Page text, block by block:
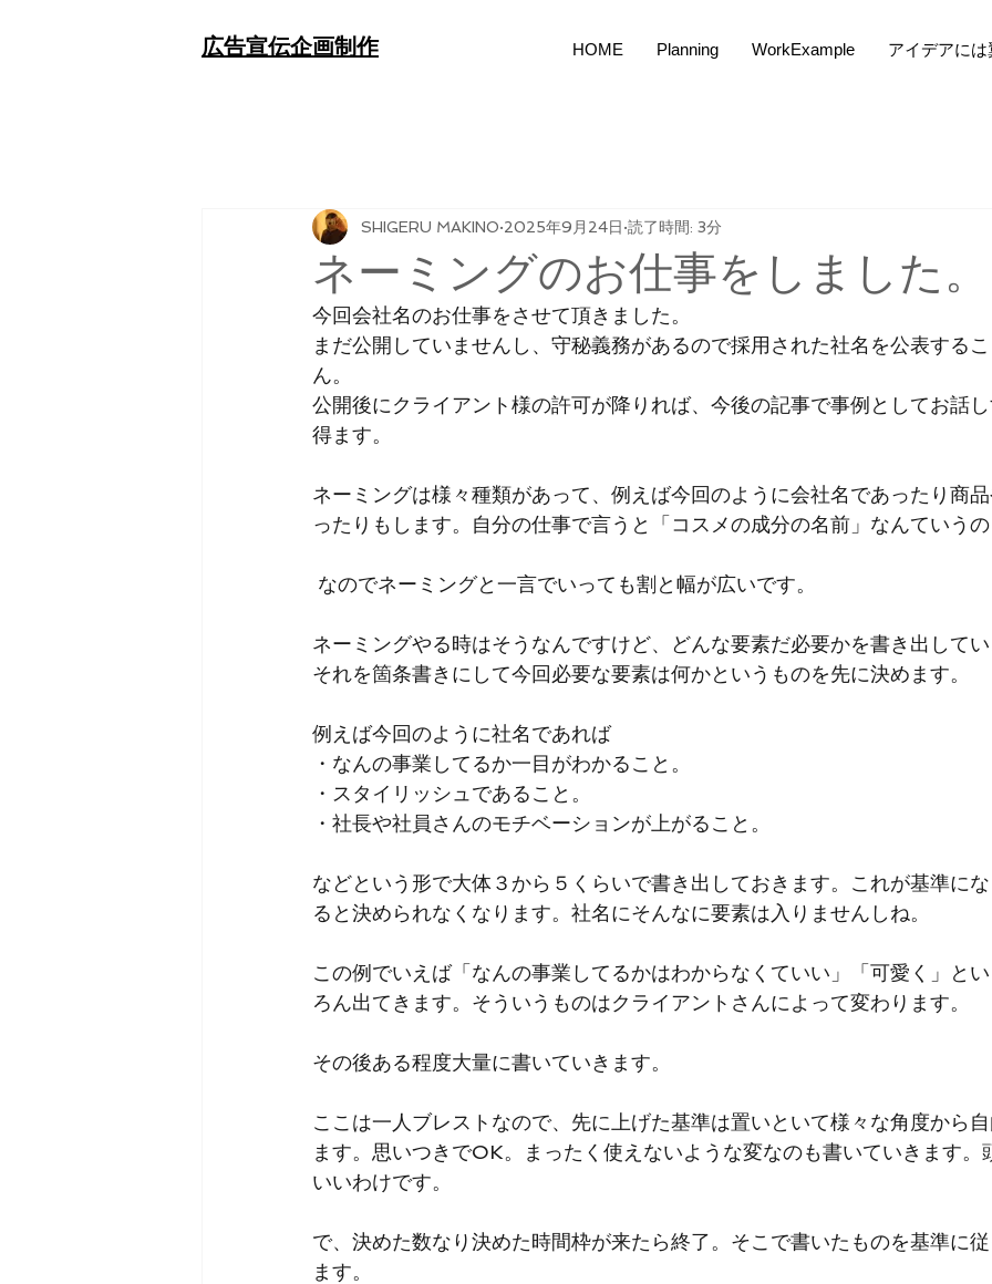
​広告宣伝企画制作 HOME Planning WorkExample アイデアには
ネーミングのお仕事をしました。
SHIGERU MAKINO 2025年9月24日 読了時間: 3分
今回会社名のお仕事をさせて頂きました。
まだ公開していませんし、守秘義務があるので採用された社名を公表する
ん。
公開後にクライアント様の許可が降りれば、今後の記事で事例としてお話
得ます。
ネーミングは様々種類があって、例えば今回のように会社名であったり商
ったりもします。自分の仕事で言うと「コスメの成分の名前」なんていうの
なのでネーミングと一言でいっても割と幅が広いです。
ネーミングやる時はそうなんですけど、どんな要素だ必要かを書き出してい
それを箇条書きにして今回必要な要素は何かというものを先に決めます。
例えば今回のように社名であれば
・なんの事業してるか一目がわかること。
・スタイリッシュであること。
・社長や社員さんのモチベーションが上がること。
などという形で大体３から５くらいで書き出しておきます。これが基準に
ると決められなくなります。社名にそんなに要素は入りませんしね。
この例でいえば「なんの事業してるかはわからなくていい」「可愛く」と
ろん出てきます。そういうものはクライアントさんによって変わります。
その後ある程度大量に書いていきます。
ここは一人ブレストなので、先に上げた基準は置いといて様々な角度から
ます。思いつきでOK。まったく使えないような変なのも書いていきます。
いいわけです。
で、決めた数なり決めた時間枠が来たら終了。そこで書いたものを基準に
ます。